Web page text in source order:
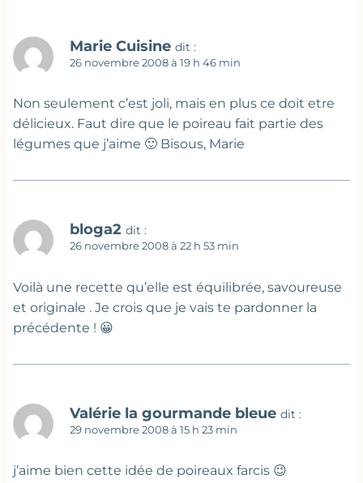
Marie Cuisine dit :
26 novembre 2008 à 19 h 46 min
Non seulement c’est joli, mais en plus ce doit etre
délicieux. Faut dire que le poireau fait partie des
légumes que j’aime 🙂 Bisous, Marie
bloga2 dit :
26 novembre 2008 à 22 h 53 min
Voilà une recette qu’elle est équilibrée, savoureuse
et originale . Je crois que je vais te pardonner la
précédente ! 😀
Valérie la gourmande bleue dit :
29 novembre 2008 à 15 h 23 min
j’aime bien cette idée de poireaux farcis 😉